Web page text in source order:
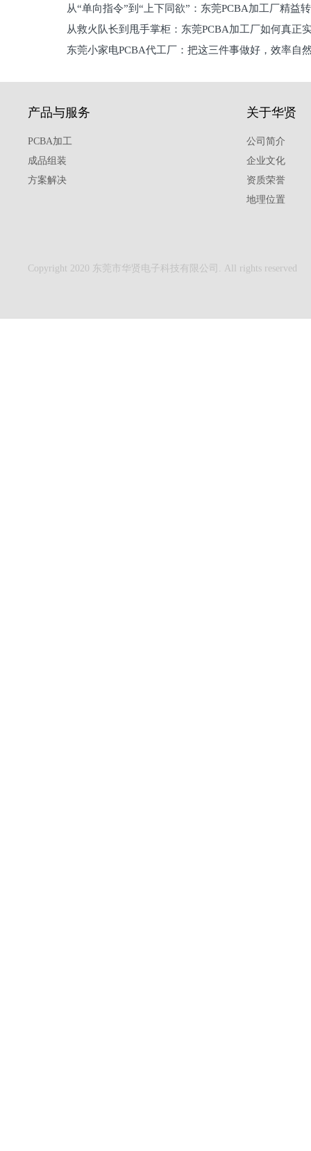
从“单向指令”到“上下同欲”：东莞PCBA加工厂精益
关键从救火队长到甩手掌柜：东莞PCBA加工厂如何真正
东莞小家电PCBA代工厂：把这三件事做好，效率自
产品与服务
PCBA加工
成品组装
方案解决
关于华贤
公司简介
企业文化
资质荣誉
地理位置
Copyright 2020 东莞市华贤电子科技有限公司. All rights reserved